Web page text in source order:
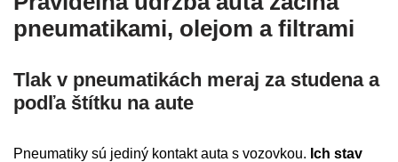
pneumatikami, olejom a filtrami
Tlak v pneumatikách meraj za studena a
podľa štítku na aute
Pneumatiky sú jediný kontakt auta s vozovkou. Ich stav